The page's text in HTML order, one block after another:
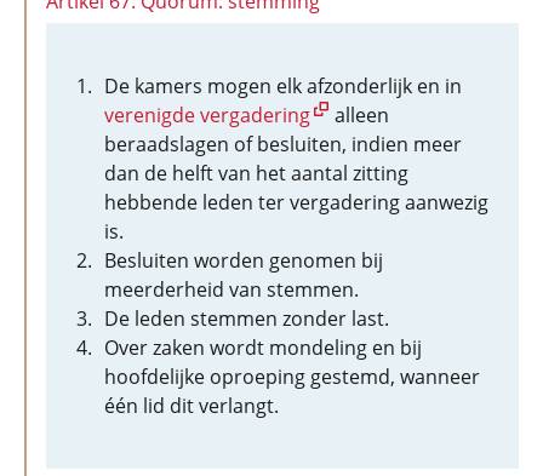
De kamers mogen elk afzonderlijk en in
verenigde vergadering
alleen
beraadslagen of besluiten, indien meer
dan de helft van het aantal zitting
hebbende leden ter vergadering aanwezig
is.
Besluiten worden genomen bij
meerderheid van stemmen.
De leden stemmen zonder last.
Over zaken wordt mondeling en bij
hoofdelijke oproeping gestemd, wanneer
één lid dit verlangt.